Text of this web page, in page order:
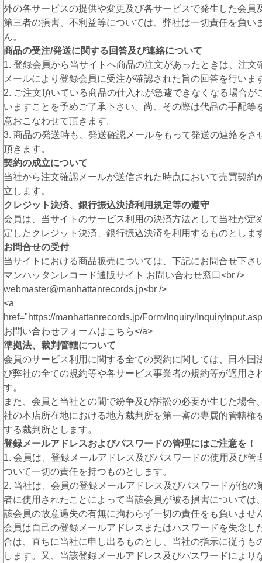
外の各サービスの提供や変更及び各サービスで発生した会員
第三者の損害、不利益等については、弊社は一切責任を負い
ん。
商品の受注/発送に関する回答及び連絡について
1. 登録会員から当サイトへ商品の注文があったときは、注文
メールにより登録会員に受注が確認された旨の回答を行いま
2. ご注文頂いている商品の仕入れが急遽できなくなる場合が
いますことを予めご了承下さい。尚、その際は代品の手配等
意おこなわせて頂きます。
3. 商品の発送時も、発送確認メールをもって発送の連絡をさ
頂きます。
契約の成立について
当社から注文確認メールが送信された時点において売買契約
立します。
クレジット決済、銀行振込決済利用規定等の遵守
会員は、当サイトのサービス利用の決済方法として当社が定
定したクレジット決済、銀行振込決済を利用するものとしま
お問合せの受付
当サイトにおける商品販売については、下記にお問合せ下さ
マンハッタンレコード通販サイト お問い合わせ窓口<br />
webmaster@manhattanrecords.jp<br />
<a
href="https://manhattanrecords.jp/Form/Inquiry/
お問い合わせフォームはこちら</a>
準拠法、裁判管轄について
会員のサービス利用に関する全ての契約に関しては、日本国
び弊社の全ての規約等や各サービス事業者の規約等が適用さ
す。
また、会員と当社との間で紛争及び訴訟の必要が生じた場合
社の本店所在地における地方裁判所を第一審の専属的管轄権
する裁判所とします。
登録メールアドレスおよびパスワードの管理にはご注意を！
1. 会員は、登録メールアドレス及びパスワードの使用及び管
ついて一切の責任を持つものとします。
2. 当社は、会員の登録メールアドレス及びパスワードが他の
者に使用されたことによって当該会員が被る損害については
該会員の故意過失の有無に拘わらず一切の責任をも負いませ
会員は自己の登録メールアドレスまたはパスワードを失念し
合は、直ちに当社に申し出るものとし、当社の指示に従うも
します。又、当該登録メールアドレス及びパスワードにより